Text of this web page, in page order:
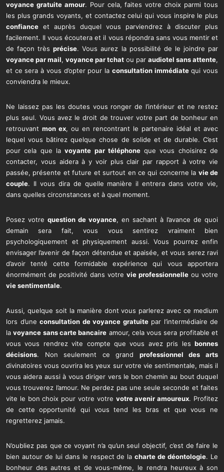
voyance gratuite amour. Pour cela, faites votre choix parmi tous
les plus grands voyants, et contactez celui qui vous inspire le plus
confiance et auprès duquel vous parviendrez à discuter plus
facilement. Il vous écoutera et il vous répondra sans vous mentir et
de façon trèsprécise. Vous aurez la possibilité de le joindre par
voyance par mail, voyance par tchat ou par audiotel sans attente,
et ce sera à vous d’opter pour la consultation immédiatequi vous
conviendra le mieux.
Ne laissez pas les doutes vous ronger de l’intérieur et ne restez
plus seul. Vous avez le droit de trouver votre part de bonheur en
retrouvant mon ex, ou en rencontrant le partenaire idéal et avec
lequel vous bâtirez quelque chose de solide et de durable. C’est
pour cela que lavoyante par téléphoneque vous choisirez de
contacter, vous aidera à y voir plus clair par rapport à votre vie
passée, présente et future et surtout en ce qui concerne la vie de
couple. Il vous dira de quelle manière il entrera dans votre vie,
dans quelles circonstances et à quel moment.
Posez votre question de voyance, en sachant à l’avance de quoi
demain sera fait, vous vous sentirez vraiment bien
psychologiquement et physiquement aussi. Vous pourrez enfin
envisager l’avenir de façon détendue et apaisée, et vous serez ravi
d’avoir tenté cette formidable expérience qui vous apportera
énormément de positivité dans votre vie professionnelle ou votre
vie sentimentale.
Aussi, quelque soit la manière dont vous parlerez avec ce medium
lors d’une consultation de voyance gratuitepar l’intermédiaire de
lavoyance sans carte bancaire amour, cela vous sera profitable et
vous vous rendrez vite compte que vous avez pris les bonnes
décisions. Non seulement ce grand professionnel des arts
divinatoires vous ouvrira les yeux sur votre vie sentimentale, mais il
vous aidera aussi à vous diriger vers le bon chemin au bout duquel
vous trouverez l’amour. Ne perdez pas une seule seconde et faites
vite le bon choix pour votre votre votre avenir amoureux. Profitez
de cette opportunité qui vous tend les bras et que vous ne
regretterez jamais.
N’oubliez pas que ce voyant n’a qu’un seul objectif, c’est de faire le
bien autour de lui dans le respect de lacharte de déontologie. Le
bonheur des autres et de vous-même, le rendra heureux à son